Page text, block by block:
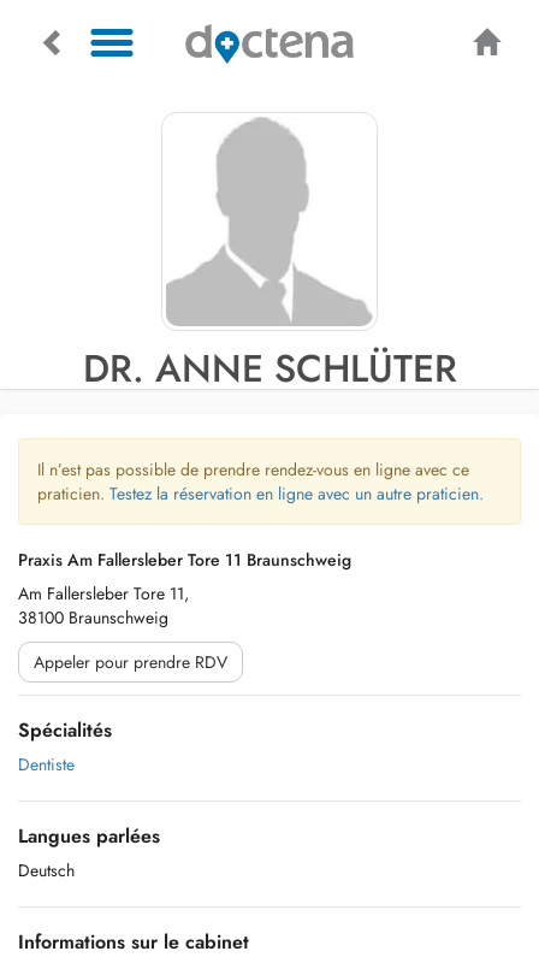
DR. ANNE SCHLÜTER
Il n’est pas possible de prendre rendez-vous en ligne avec ce
praticien. Testez la réservation en ligne avec un autre praticien.
Praxis Am Fallersleber Tore 11 Braunschweig
Am Fallersleber Tore 11,
38100 Braunschweig
Appeler pour prendre RDV
Spécialités
Dentiste
Langues parlées
Deutsch
Informations sur le cabinet